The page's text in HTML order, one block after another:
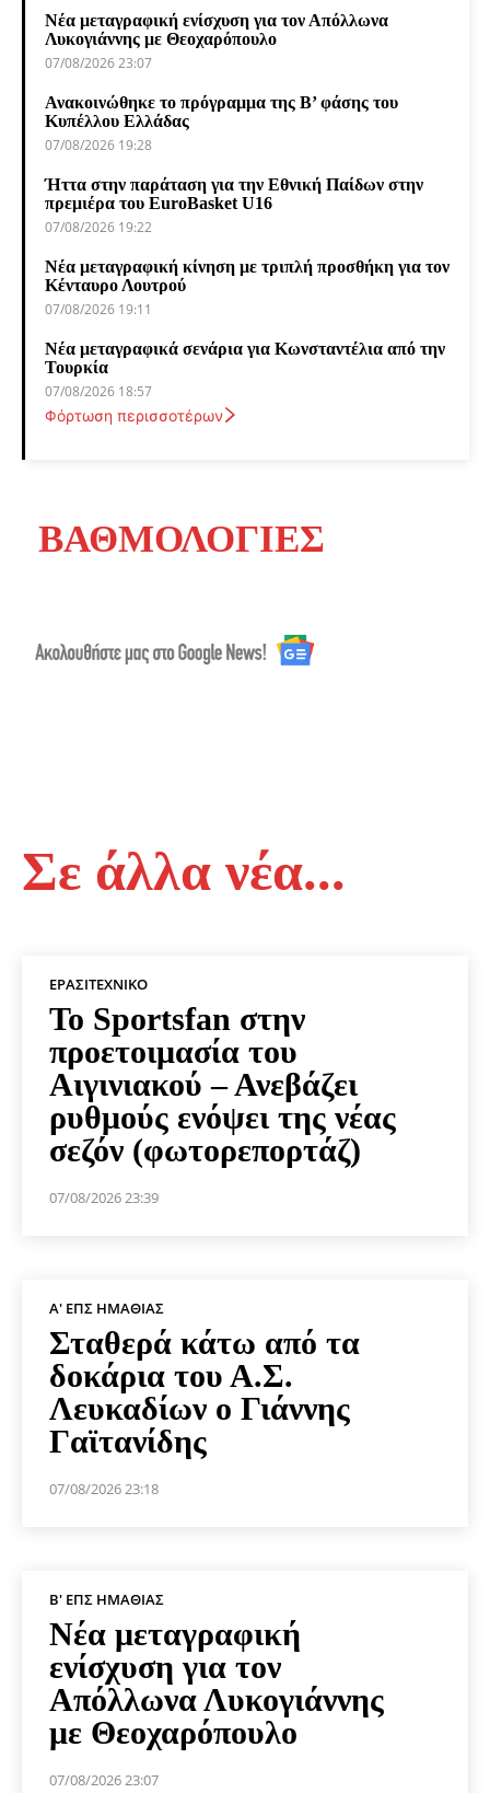
Νέα μεταγραφική ενίσχυση για τον Απόλλωνα
Λυκογιάννης με Θεοχαρόπουλο
07/08/2026 23:07
Ανακοινώθηκε το πρόγραμμα της Β’ φάσης του
Κυπέλλου Ελλάδας
07/08/2026 19:28
Ήττα στην παράταση για την Εθνική Παίδων στην
πρεμιέρα του EuroBasket U16
07/08/2026 19:22
Νέα μεταγραφική κίνηση με τριπλή προσθήκη για τον
Κένταυρο Λουτρού
07/08/2026 19:11
Νέα μεταγραφικά σενάρια για Κωνσταντέλια από την
Τουρκία
07/08/2026 18:57
Φόρτωση περισσοτέρων
ΒΑΘΜΟΛΟΓΙΕΣ
Σε άλλα νέα...
ΕΡΑΣΙΤΕΧΝΙΚΟ
Το Sportsfan στην
προετοιμασία του
Αιγινιακού – Ανεβάζει
ρυθμούς ενόψει της νέας
σεζόν (φωτορεπορτάζ)
07/08/2026 23:39
Α' ΕΠΣ ΗΜΑΘΊΑΣ
Σταθερά κάτω από τα
δοκάρια του Α.Σ.
Λευκαδίων ο Γιάννης
Γαϊτανίδης
07/08/2026 23:18
Β' ΕΠΣ ΗΜΑΘΊΑΣ
Νέα μεταγραφική
ενίσχυση για τον
Απόλλωνα Λυκογιάννης
με Θεοχαρόπουλο
07/08/2026 23:07